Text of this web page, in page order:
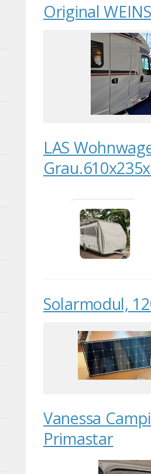
Original
LAS
Solarmodul,
Vanessa
Primastar